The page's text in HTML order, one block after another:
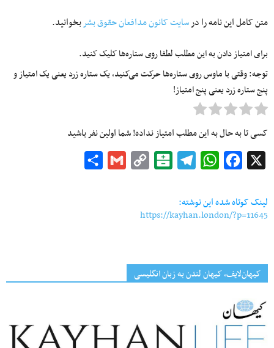
متن کامل این نامه را درسایت کانون مدافعان حقوق بشربخوانید.
برای امتیاز دادن به این مطلب لطفا روی ستاره‌ها کلیک کنید.
توجه: وقتی با ماوس روی ستاره‌ها حرکت می‌کنید، یک ستاره زرد یعنی یک امتیاز و
پنج ستاره زرد یعنی پنج امتیاز!
کسی تا به حال به این مطلب امتیاز نداده! شما اولین نفر باشید
Facebook
WhatsApp
Telegram
Balatarin
Copy
Gmail
لینک کوتاه شده این نوشته:
https://kayhan.london/?p=11645
کیهان‌لایف، کیهان لندن به زبان انگلیسی